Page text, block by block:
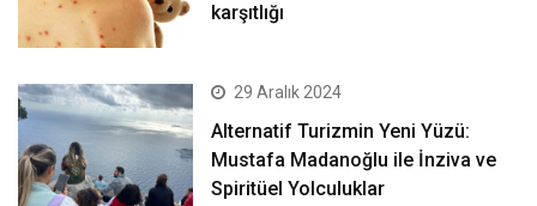
karşıtlığı
29 Aralık 2024
Alternatif Turizmin Yeni Yüzü:
Mustafa Madanoğlu ile İnziva ve
Spiritüel Yolculuklar